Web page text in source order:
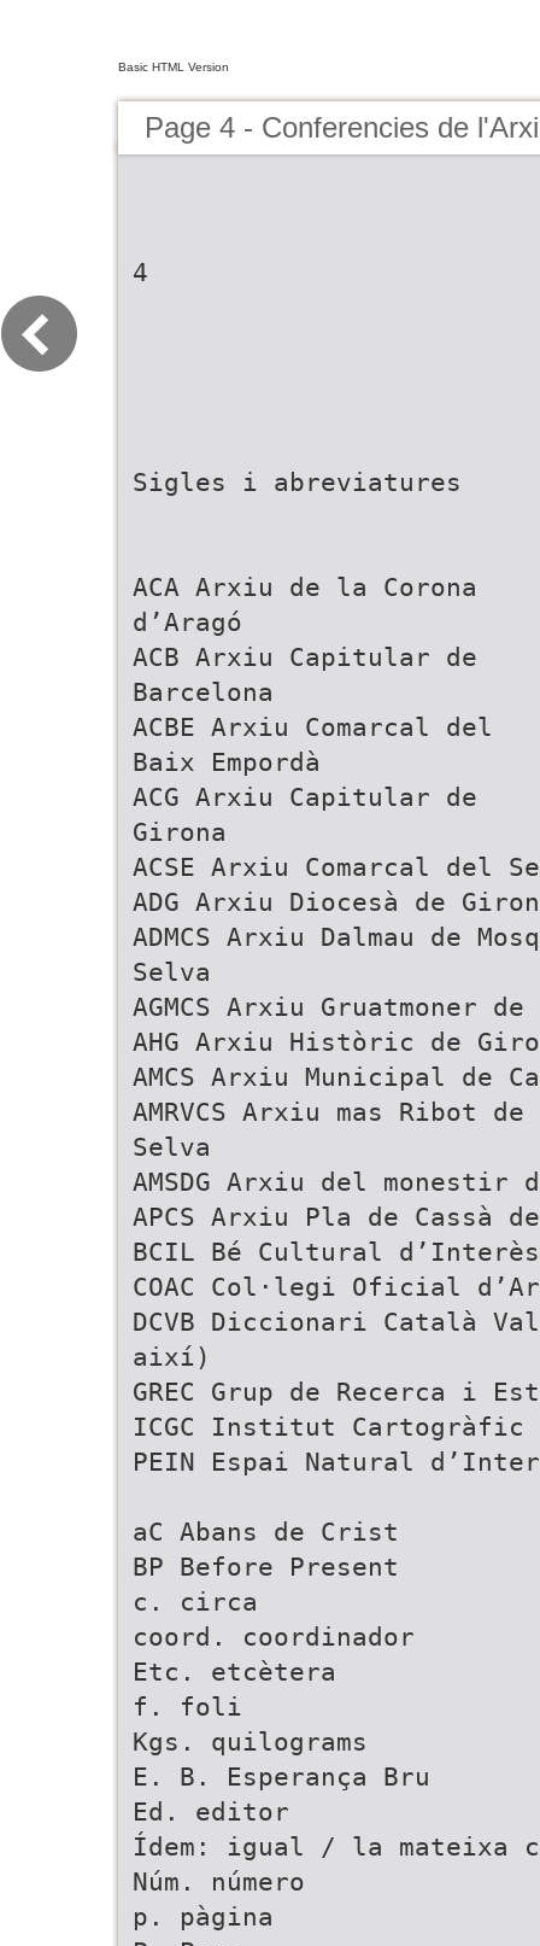
Basic HTML Version
Page 4 - Conferencies de
4
Sigles i abreviatures
ACA Arxiu de la Corona
d’Aragó
ACB Arxiu Capitular de
Barcelona
ACBE Arxiu Comarcal del
Baix Empordà
ACG Arxiu Capitular de
Girona
ACSE Arxiu Comarcal del
ADG Arxiu Diocesà de
ADMCS Arxiu Dalmau de
Selva
AGMCS Arxiu Gruatmoner
AHG Arxiu Històric de
AMCS Arxiu Municipal de
AMRVCS Arxiu mas Ribot
Selva
AMSDG Arxiu del monestir
APCS Arxiu Pla de Cassà
BCIL Bé Cultural
COAC Col·legi Oficial
DCVB Diccionari Català
així)
GREC Grup de Recerca i
ICGC Institut Cartogràfic
PEIN Espai Natural
aC Abans de Crist
BP Before Present
c. circa
coord. coordinador
Etc. etcètera
f. foli
Kgs. quilograms
E. B. Esperança Bru
Ed. editor
Ídem: igual / la mateixa
Núm. número
p. pàgina